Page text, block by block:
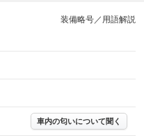
装備略号／用語解説
車内の匂いについて聞く